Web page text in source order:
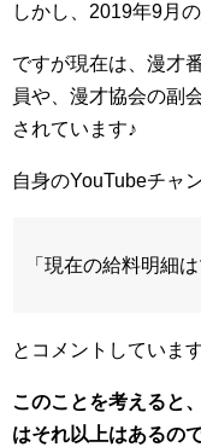
しかし、2019年9月
ですが現在は、漫才
員や、漫才協会の副
されています♪
自身のYouTubeチャ
「現在の給料明細
とコメントしています
このことを考えると
はそれ以上はあるの